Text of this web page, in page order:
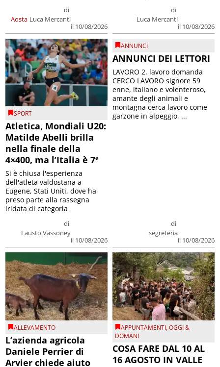
Aosta
di
Luca Mercanti
il 10/08/2026
di
Luca Mercanti
il 10/08/2026
SPORT
Atletica, Mondiali U20:
Matilde Abelli brilla
nella finale della
4×400, ma l’Italia è 7ª
di
Fausto Vassoney
il 10/08/2026
Si è chiusa l'esperienza
dell'atleta valdostana a
Eugene, Stati Uniti, dove ha
preso parte alla rassegna
iridata di categoria
ANNUNCI
ANNUNCI DEI LETTORI
di
segreteria
il 10/08/2026
LAVORO 2. lavoro domanda
CERCO LAVORO signore 59
enne, italiano e volenteroso,
amante degli animali e
montagna cerca lavoro come
garzone in alpeggio, ...
ALLEVAMENTO
L’azienda agricola
Daniele Perrier di
Arvier chiede aiuto
APPUNTAMENTI,OGGI &
DOMANI
COSA FARE DAL 10 AL
16 AGOSTO IN VALLE